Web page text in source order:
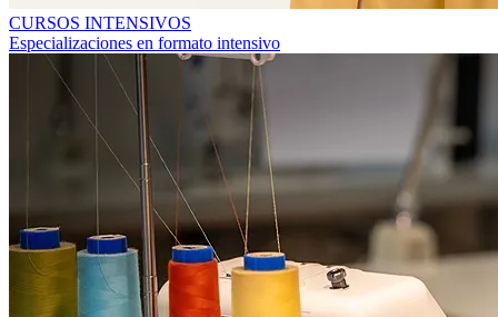
CURSOS INTENSIVOS
Especializaciones en formato intensivo